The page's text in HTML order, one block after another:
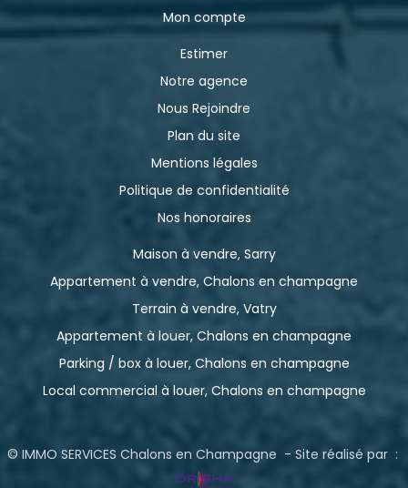
Mon compte
Estimer
Notre agence
Nous Rejoindre
Plan du site
Mentions légales
Politique de confidentialité
Nos honoraires
Maison à vendre, Sarry
Appartement à vendre, Chalons en champagne
Terrain à vendre, Vatry
Appartement à louer, Chalons en champagne
Parking / box à louer, Chalons en champagne
Local commercial à louer, Chalons en champagne
© IMMO SERVICES Chalons en Champagne - Site réalisé par :